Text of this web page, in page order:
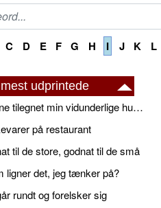
C D E F G H I J K L
udprintede
Hymne tilegnet min vidunderlige husbond
på restaurant
til de store, godnat til de små
ligner det, jeg tænker på?
rundt og forelsker sig